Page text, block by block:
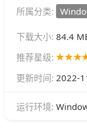
所属分类:
下载大小: 84.4
推荐星级:
更新时间: 2022-
运行环境: